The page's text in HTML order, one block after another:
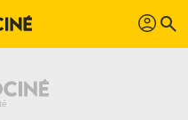
profil search